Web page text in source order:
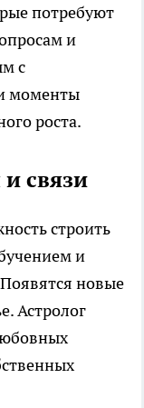
потребуют
и
с
моменты
роста.
связи
строить
и
новые
Астролог